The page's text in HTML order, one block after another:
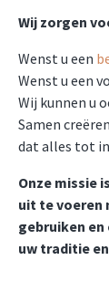
Wij zorgen
Wenst u een
Wenst u een
Wij kunnen u
Samen
dat alles tot
Onze missie
uit te voeren
gebruiken
uw traditie